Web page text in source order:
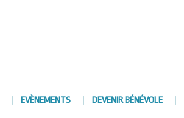
EVÈNEMENTS DEVENIR BÉNÉVOLE